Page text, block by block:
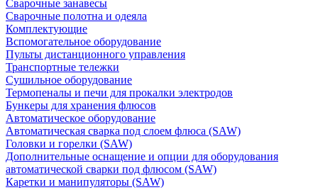
Сварочные занавесы
Сварочные полотна и одеяла
Комплектующие
Вспомогательное оборудование
Пульты дистанционного управления
Транспортные тележки
Сушильное оборудование
Термопеналы и печи для прокалки электродов
Бункеры для хранения флюсов
Автоматическое оборудование
Автоматическая сварка под слоем флюса (SAW)
Головки и горелки (SAW)
Дополнительные оснащение и опции для оборудования
автоматической сварки под флюсом (SAW)
Каретки и манипуляторы (SAW)